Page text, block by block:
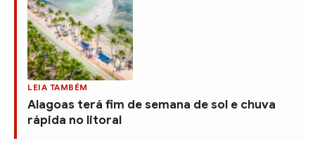
LEIA TAMBÉM
Alagoas terá fim de semana de sol e chuva
rápida no litoral